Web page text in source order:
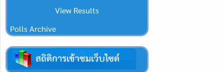
View Results
Polls Archive